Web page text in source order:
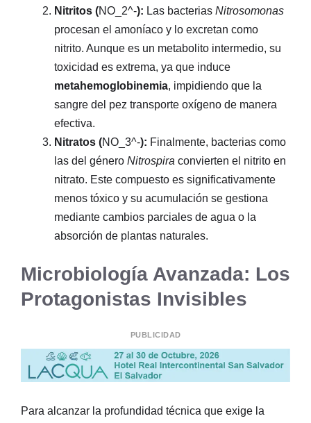
Nitritos (NO_2^-): Las bacterias Nitrosomonas
procesan el amoníaco y lo excretan como
nitrito. Aunque es un metabolito intermedio, su
toxicidad es extrema, ya que induce
metahemoglobinemia, impidiendo que la
sangre del pez transporte oxígeno de manera
efectiva.
Nitratos (NO_3^-): Finalmente, bacterias como
las del género Nitrospira convierten el nitrito en
nitrato. Este compuesto es significativamente
menos tóxico y su acumulación se gestiona
mediante cambios parciales de agua o la
absorción de plantas naturales.
Microbiología Avanzada: Los
Protagonistas Invisibles
PUBLICIDAD
Para alcanzar la profundidad técnica que exige la